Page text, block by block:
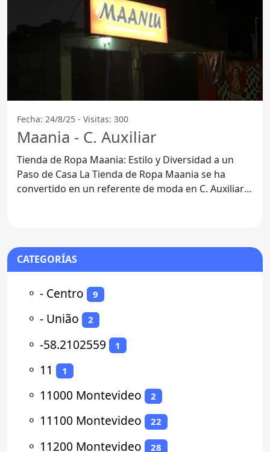
Fecha: 24/8/25 - Visitas: 300
Maania - C. Auxiliar
Tienda de Ropa Maania: Estilo y Diversidad a un
Paso de Casa La Tienda de Ropa Maania se ha
convertido en un referente de moda en C. Auxiliar
CATEGORÍAS
⚬ - Centro 9
⚬ - União 2
⚬ -58.2102559 1
⚬ 11 1
⚬ 11000 Montevideo 2
⚬ 11100 Montevideo 22
⚬ 11200 Montevideo 28